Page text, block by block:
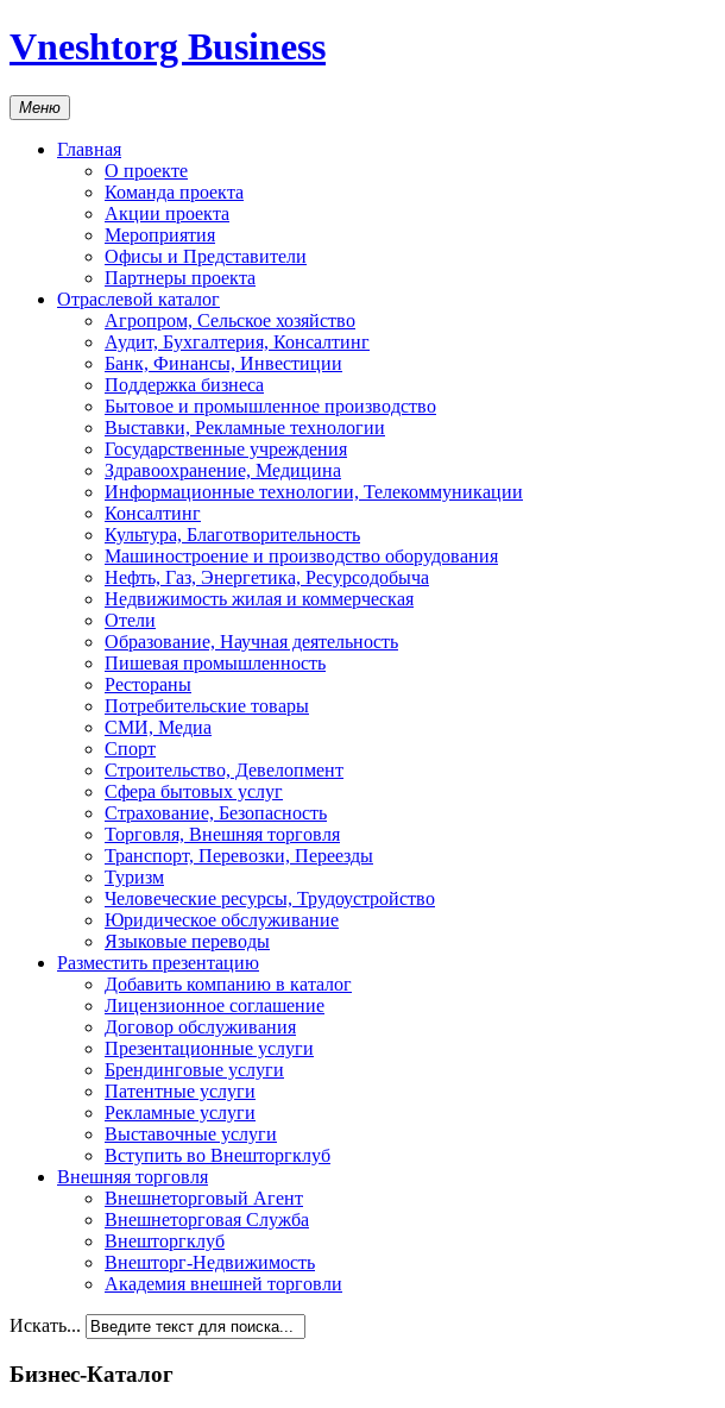
Vneshtorg Business
Меню
Главная
О проекте
Команда проекта
Акции проекта
Мероприятия
Офисы и Представители
Партнеры проекта
Отраслевой каталог
Агропром, Сельское хозяйство
Аудит, Бухгалтерия, Консалтинг
Банк, Финансы, Инвестиции
Поддержка бизнеса
Бытовое и промышленное производство
Выставки, Рекламные технологии
Государственные учреждения
Здравоохранение, Медицина
Информационные технологии, Телекоммуникации
Консалтинг
Культура, Благотворительность
Машиностроение и производство оборудования
Нефть, Газ, Энергетика, Ресурсодобыча
Недвижимость жилая и коммерческая
Отели
Образование, Научная деятельность
Пишевая промышленность
Рестораны
Потребительские товары
СМИ, Медиа
Спорт
Строительство, Девелопмент
Сфера бытовых услуг
Страхование, Безопасность
Торговля, Внешняя торговля
Транспорт, Перевозки, Переезды
Туризм
Человеческие ресурсы, Трудоустройство
Юридическое обслуживание
Языковые переводы
Разместить презентацию
Добавить компанию в каталог
Лицензионное соглашение
Договор обслуживания
Презентационные услуги
Брендинговые услуги
Патентные услуги
Рекламные услуги
Выставочные услуги
Вступить во Внешторгклуб
Внешняя торговля
Внешнеторговый Агент
Внешнеторговая Служба
Внешторгклуб
Внешторг-Недвижимость
Академия внешней торговли
Искать...
Бизнес-Каталог